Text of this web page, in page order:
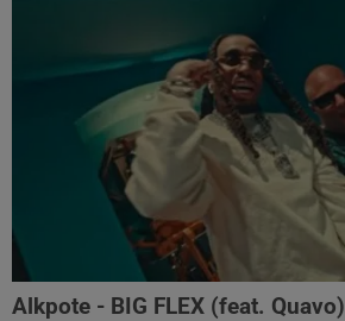
Alkpote - BIG FLEX (feat. Quavo)